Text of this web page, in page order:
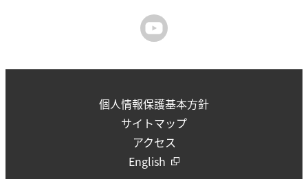
個人情報保護基本方針
サイトマップ
アクセス
English